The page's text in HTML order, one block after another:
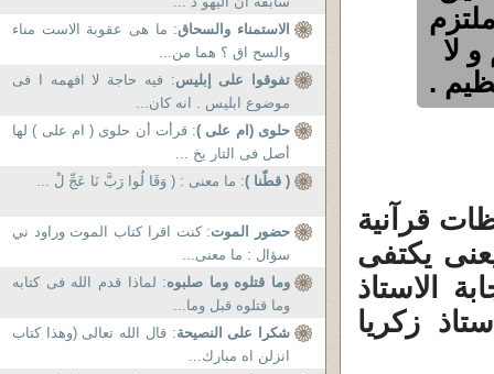
لا
.
قرآنية
يكتفى
الاستاذ
زكريا
الاستمناء والسحاق: ما هى عقوبة الاست مناء
والسح اق ؟ هما من...
تفوقوا على إبليس: فيه حاجة لا افهمه ا فى
موضوع ابليس . انه كان...
حلوى (ام على ): قرأت أن حلوى ( ام على ) لها
أصل فى التار يخ ...
( قطّنا ): ما معنى : ( وَقَا لُوا رَبَّ نَا عَجِّ لْ ...
حضور الموت: كنت اقرا كتاب الموت وراود ني
سؤال : ما معنى...
وما قتلوه وما صلبوه: لماذا قدم الله فى كتابه
وما قتلوه قبل وما...
شكرا على النصيحة: قال الله تعالى (وهذا كتاب
انزلن اه مبارك...